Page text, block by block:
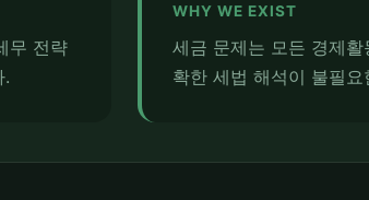
무 전략
.
WHY WE EXIST
세금 문제는 모든 경제
확한 세법 해석이 불필